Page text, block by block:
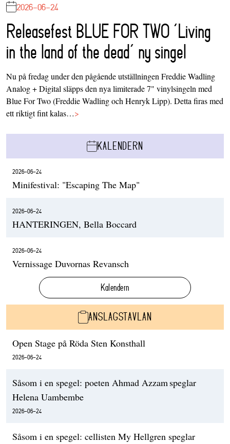
2026-06-24
Releasefest BLUE FOR TWO ‘Living
in the land of the dead’ ny singel
Nu på fredag under den pågående utställningen Freddie Wadling
Analog + Digital släpps den nya limiterade 7" vinylsingeln med
Blue For Two (Freddie Wadling och Henryk Lipp). Detta firas med
ett riktigt fint kalas…>
KALENDERN
2026-06-24
Minifestival: "Escaping The Map"
2026-06-24
HANTERINGEN, Bella Boccard
2026-06-24
Vernissage Duvornas Revansch
Kalendern
ANSLAGSTAVLAN
Open Stage på Röda Sten Konsthall
2026-06-24
Såsom i en spegel: poeten Ahmad Azzam speglar
Helena Uambembe
2026-06-24
Såsom i en spegel: cellisten My Hellgren speglar